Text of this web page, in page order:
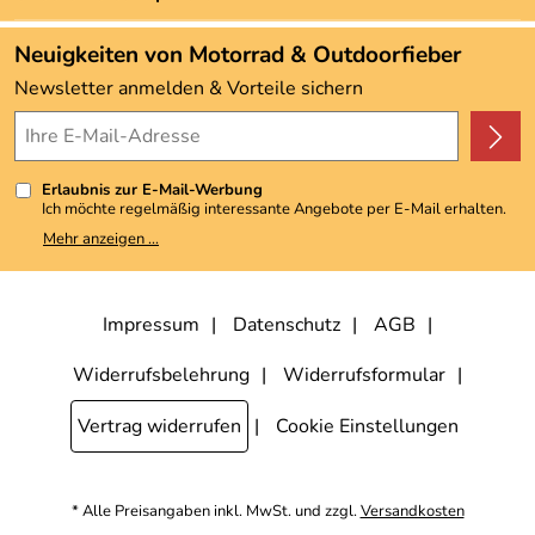
Neu
Angebote
Kundenbewertungen (3.492)
4,9/5*****
Neuigkeiten von Motorrad & Outdoorfieber
Newsletter anmelden & Vorteile sichern
Erlaubnis zur E-Mail-Werbung
Ich möchte regelmäßig interessante Angebote per E-Mail erhalten.
Meine E-Mail-Adresse wird nicht an andere Unternehmen
weitergegeben. Zu statistischen Zwecken wird in anonymer Form
kann ich jederzeit mit Wirkung für die Zukunft widerrufen, indem ich
den Link "Abmelden" am Ende des Newsletters anklicke. Die
Mehr anzeigen ...
Impressum Datenschutz
AGB
Widerrufsbelehrung
Widerrufsformular
Vertrag widerrufen
Cookie Einstellungen
* Alle Preisangaben inkl. MwSt. und zzgl.Versandkosten